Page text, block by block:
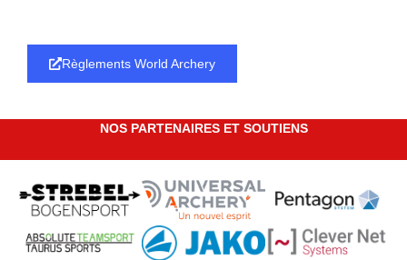
Règlements World Archery
NOS PARTENAIRES ET SOUTIENS